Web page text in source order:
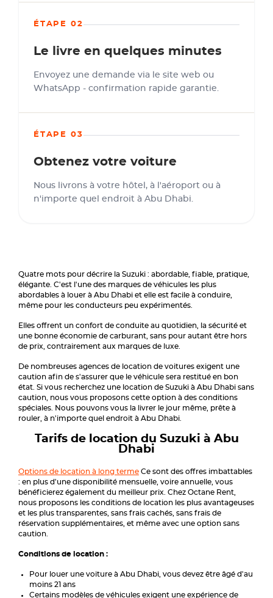
ÉTAPE 02
Le livre en quelques minutes
Envoyez une demande via le site web ou
WhatsApp - confirmation rapide garantie.
ÉTAPE 03
Obtenez votre voiture
Nous livrons à votre hôtel, à l'aéroport ou à
n'importe quel endroit à Abu Dhabi.
Quatre mots pour décrire la Suzuki : abordable, fiable, pratique,
élégante. C'est l'une des marques de véhicules les plus
abordables à louer à Abu Dhabi et elle est facile à conduire,
même pour les conducteurs peu expérimentés.
Elles offrent un confort de conduite au quotidien, la sécurité et
une bonne économie de carburant, sans pour autant être hors
de prix, contrairement aux marques de luxe.
De nombreuses agences de location de voitures exigent une
caution afin de s'assurer que le véhicule sera restitué en bon
état. Si vous recherchez une location de Suzuki à Abu Dhabi sans
caution, nous vous proposons cette option à des conditions
spéciales. Nous pouvons vous la livrer le jour même, prête à
rouler, à n'importe quel endroit à Abu Dhabi.
Tarifs de location du Suzuki à Abu
Dhabi
Options de location à long terme Ce sont des offres imbattables
: en plus d'une disponibilité mensuelle, voire annuelle, vous
bénéficierez également du meilleur prix. Chez Octane Rent,
nous proposons les conditions de location les plus avantageuses
et les plus transparentes, sans frais cachés, sans frais de
réservation supplémentaires, et même avec une option sans
caution.
Conditions de location :
Pour louer une voiture à Abu Dhabi, vous devez être âgé d'au
moins 21 ans
Certains modèles de véhicules exigent une expérience de